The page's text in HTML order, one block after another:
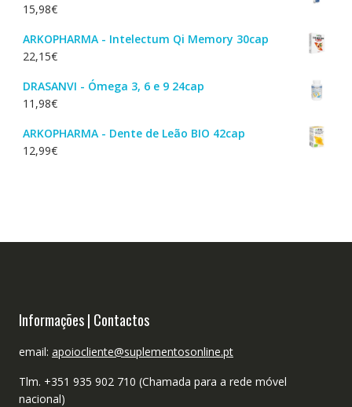
15,98€
ARKOPHARMA - Intelectum Qi Memory 30cap
22,15€
DRASANVI - Ómega 3, 6 e 9 24cap
11,98€
ARKOPHARMA - Dente de Leão BIO 42cap
12,99€
Informações | Contactos
email: apoiocliente@suplementosonline.pt
Tlm. +351 935 902 710 (Chamada para a rede móvel
nacional)